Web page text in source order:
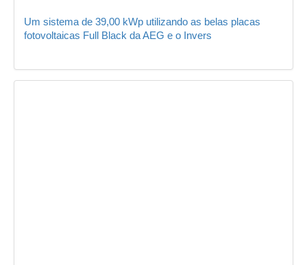
Um sistema de 39,00 kWp utilizando as belas placas
fotovoltaicas Full Black da AEG e o Invers